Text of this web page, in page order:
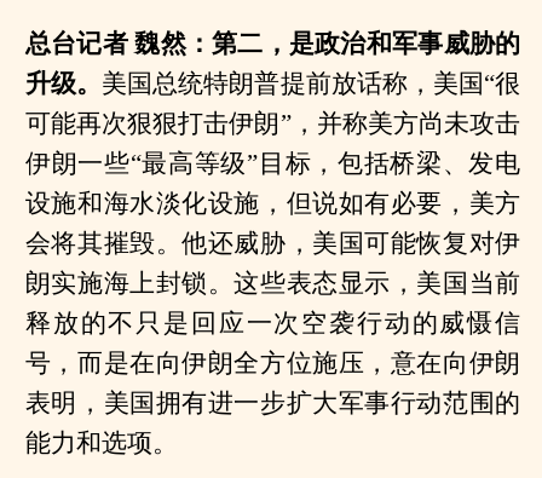
总台记者 魏然：第二，是政治和军事威胁的
升级。 美国总统特朗普提前放话称，美国“很
可能再次狠狠打击伊朗”，并称美方尚未攻击
伊朗一些“最高等级”目标，包括桥梁、发电
设施和海水淡化设施，但说如有必要，美方
会将其摧毁。他还威胁，美国可能恢复对伊
朗实施海上封锁。这些表态显示，美国当前
释放的不只是回应一次空袭行动的威慑信
号，而是在向伊朗全方位施压，意在向伊朗
表明，美国拥有进一步扩大军事行动范围的
能力和选项。